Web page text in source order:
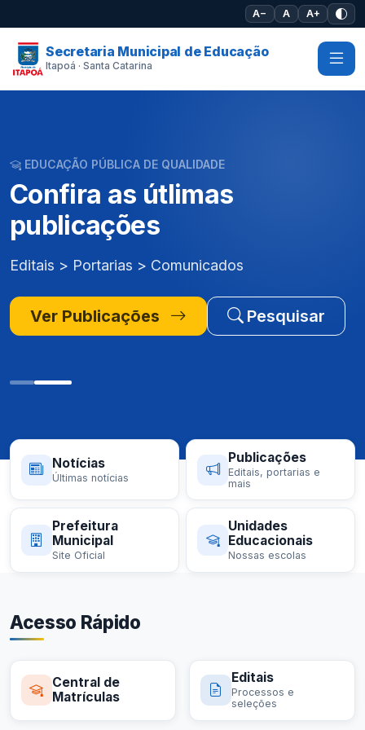
A− A A+
Secretaria Municipal de Educação
Itapoá · Santa Catarina
EDUCAÇÃO PÚBLICA DE QUALIDADE
Confira as útlimas
publicações
Editais > Portarias > Comunicados
Ver Publicações Pesquisar
Notícias
Últimas notícias
Publicações
Editais, portarias e
mais
Prefeitura
Municipal
Site Oficial
Unidades
Educacionais
Nossas escolas
Acesso Rápido
Central de
Matrículas
Editais
Processos e
seleções